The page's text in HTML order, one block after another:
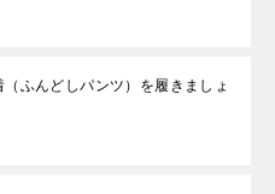
ふんどしパンツ）を履きましょ